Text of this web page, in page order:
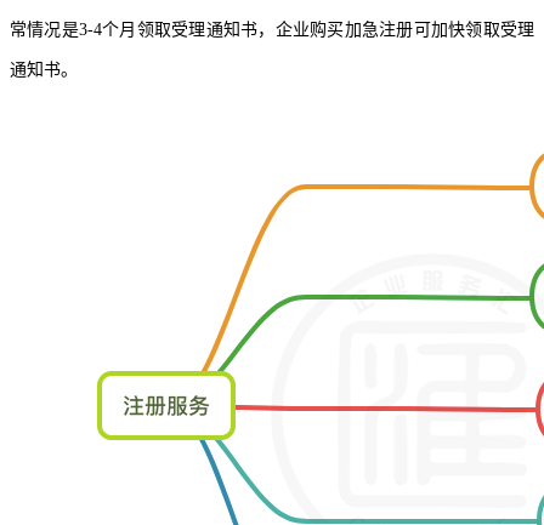
常情况是3-4个月领取受理通知书，企业购买加急注册可加快领取受理
通知书。